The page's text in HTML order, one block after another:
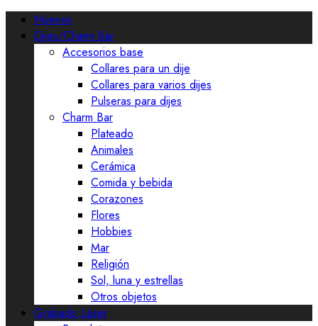
Nuevos
Dijes/Charm Bar
Accesorios base
Collares para un dije
Collares para varios dijes
Pulseras para dijes
Charm Bar
Plateado
Animales
Cerámica
Comida y bebida
Corazones
Flores
Hobbies
Mar
Religión
Sol, luna y estrellas
Otros objetos
Grabado Láser